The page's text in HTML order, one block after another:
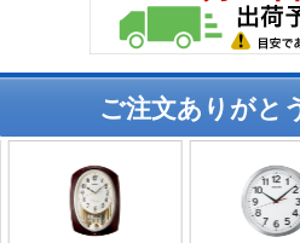
ご注文ありがと